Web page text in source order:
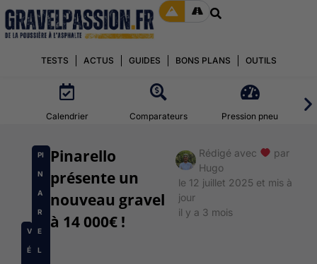
TESTS ACTUS GUIDES BONS PLANS OUTILS
Calendrier Comparateurs Pression pneu
V
É
PI
N
A
R
E
L
Pinarello
présente un
nouveau gravel
à 14 000€ !
Rédigé avec
par
Hugo
le 12 juillet 2025 et mis à
jour
il y a 3 mois